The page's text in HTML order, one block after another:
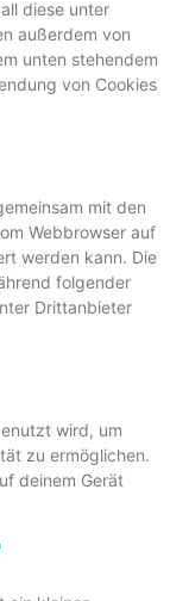
diese unter
außerdem von
unten stehendem
von Cookies
mit den
Webbrowser auf
werden kann. Die
folgender
Drittanbieter
wird, um
zu ermöglichen.
deinem Gerät